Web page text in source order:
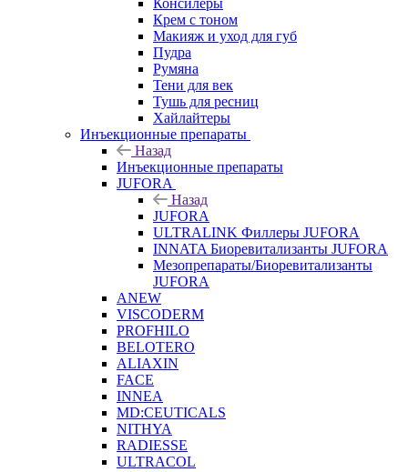
Консилеры
Крем с тоном
Макияж и уход для губ
Пудра
Румяна
Тени для век
Тушь для ресниц
Хайлайтеры
Инъекционные препараты
Назад
Инъекционные препараты
JUFORA
Назад
JUFORA
ULTRALINK Филлеры JUFORA
INNATA Биоревитализанты JUFORA
Мезопрепараты/Биоревитализанты
JUFORA
ANEW
VISCODERM
PROFHILO
BELOTERO
ALIAXIN
FACE
INNEA
MD:CEUTICALS
NITHYA
RADIESSE
ULTRACOL